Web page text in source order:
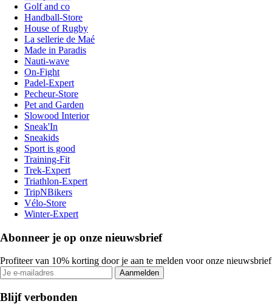
Golf and co
Handball-Store
House of Rugby
La sellerie de Maé
Made in Paradis
Nauti-wave
On-Fight
Padel-Expert
Pecheur-Store
Pet and Garden
Slowood Interior
Sneak'In
Sneakids
Sport is good
Training-Fit
Trek-Expert
Triathlon-Expert
TripNBikers
Vélo-Store
Winter-Expert
Abonneer je op onze nieuwsbrief
Profiteer van 10% korting door je aan te melden voor onze nieuwsbrief
Aanmelden
Blijf verbonden